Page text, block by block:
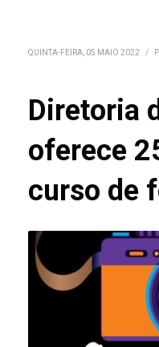
QUINTA-FEIRA, 05 MAIO 2022 /
Diretoria
oferece
curso de